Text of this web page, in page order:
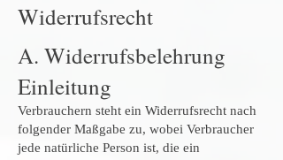
Widerrufsrecht
A. Widerrufsbelehrung
Einleitung
Verbrauchern steht ein Widerrufsrecht nach
folgender Maßgabe zu, wobei Verbraucher
jede natürliche Person ist, die ein